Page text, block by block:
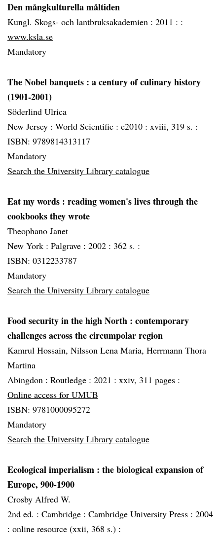
Den mångkulturella måltiden
Kungl. Skogs- och lantbruksakademien : 2011 : :
www.ksla.se
Mandatory
The Nobel banquets : a century of culinary history
(1901-2001)
Söderlind Ulrica
New Jersey : World Scientific : c2010 : xviii, 319 s. :
ISBN: 9789814313117
Mandatory
Search the University Library catalogue
Eat my words : reading women's lives through the
cookbooks they wrote
Theophano Janet
New York : Palgrave : 2002 : 362 s. :
ISBN: 0312233787
Mandatory
Search the University Library catalogue
Food security in the high North : contemporary
challenges across the circumpolar region
Kamrul Hossain, Nilsson Lena Maria, Herrmann Thora
Martina
Abingdon : Routledge : 2021 : xxiv, 311 pages :
Online access for UMUB
ISBN: 9781000095272
Mandatory
Search the University Library catalogue
Ecological imperialism : the biological expansion of
Europe, 900-1900
Crosby Alfred W.
2nd ed. : Cambridge : Cambridge University Press : 2004
: online resource (xxii, 368 s.) :